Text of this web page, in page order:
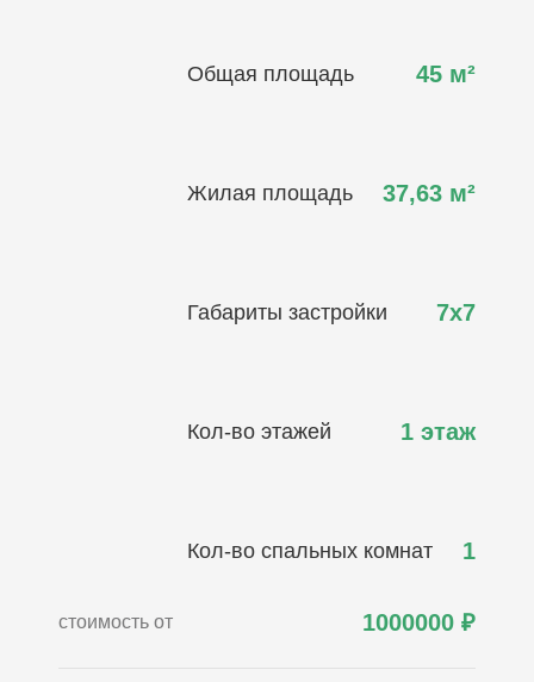
Общая площадь 45 м²
Жилая площадь 37,63 м²
Габариты застройки 7х7
Кол-во этажей 1 этаж
Кол-во спальных комнат 1
стоимость от 1000000 ₽